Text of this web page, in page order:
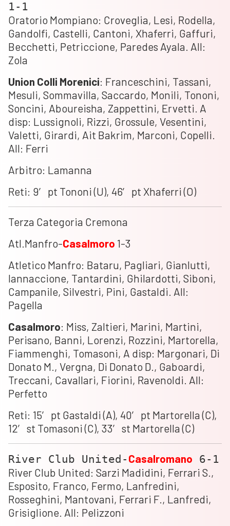
1-1
Oratorio Mompiano: Croveglia, Lesi, Rodella,
Gandolfi, Castelli, Cantoni, Xhaferri, Gaffuri,
Becchetti, Petriccione, Paredes Ayala. All:
Zola
Union Colli Morenici: Franceschini, Tassani,
Mesuli, Sommavilla, Saccardo, Monili, Tononi,
Soncini, Aboureisha, Zappettini, Ervetti. A
disp: Lussignoli, Rizzi, Grossule, Vesentini,
Valetti, Girardi, Ait Bakrim, Marconi, Copelli.
All: Ferri
Arbitro: Lamanna
Reti: 9′ pt Tononi (U), 46′ pt Xhaferri (O)
Terza Categoria Cremona
Atl.Manfro-Casalmoro 1-3
Atletico Manfro: Bataru, Pagliari, Gianlutti,
Iannaccione, Tantardini, Ghilardotti, Siboni,
Campanile, Silvestri, Pini, Gastaldi. All:
Pagella
Casalmoro: Miss, Zaltieri, Marini, Martini,
Perisano, Banni, Lorenzi, Rozzini, Martorella,
Fiammenghi, Tomasoni, A disp: Margonari, Di
Donato M., Vergna, Di Donato D., Gaboardi,
Treccani, Cavallari, Fiorini, Ravenoldi. All:
Perfetto
Reti: 15′ pt Gastaldi (A), 40′ pt Martorella (C),
12′ st Tomasoni (C), 33′ st Martorella (C)
River Club United- Casalromano 6-1
River Club United: Sarzi Madidini, Ferrari S.,
Esposito, Franco, Fermo, Lanfredini,
Rosseghini, Mantovani, Ferrari F., Lanfredi,
Grisiglione. All: Pelizzoni